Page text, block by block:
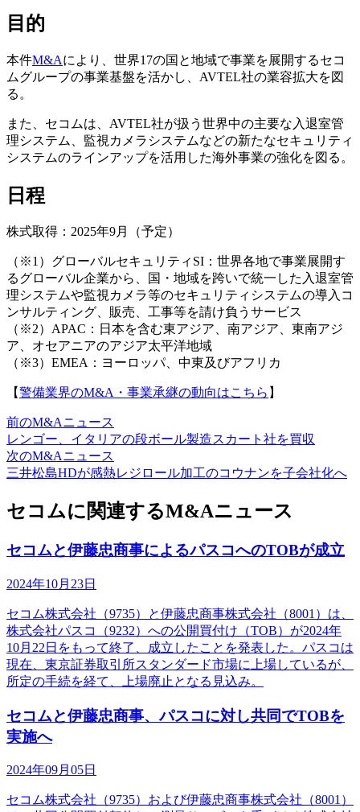
目的
本件M&Aにより、世界17の国と地域で事業を展開するセコ
ムグループの事業基盤を活かし、AVTEL社の業容拡大を図
る。
また、セコムは、AVTEL社が扱う世界中の主要な入退室管
理システム、監視カメラシステムなどの新たなセキュリティ
システムのラインアップを活用した海外事業の強化を図る。
日程
株式取得：2025年9月（予定）
（※1）グローバルセキュリティSI：世界各地で事業展開す
るグローバル企業から、国・地域を跨いで統一した入退室管
理システムや監視カメラ等のセキュリティシステムの導入コ
ンサルティング、販売、工事等を請け負うサービス
（※2）APAC：日本を含む東アジア、南アジア、東南アジ
ア、オセアニアのアジア太平洋地域
（※3）EMEA：ヨーロッパ、中東及びアフリカ
【警備業界のM&A・事業承継の動向はこちら 】
前のM&Aニュース
レンゴー、イタリアの段ボール製造スカート社を買収
次のM&Aニュース
三井松島HDが感熱レジロール加工のコウナンを子会社化へ
セコムに関連するM&Aニュース
セコムと伊藤忠商事によるパスコへのTOBが成立
2024年10月23日
セコム株式会社（9735）と伊藤忠商事株式会社（8001）は、
株式会社パスコ（9232）への公開買付け（TOB）が2024年
10月22日をもって終了、成立したことを発表した。パスコは
現在、東京証券取引所スタンダード市場に上場しているが、
所定の手続を経て、上場廃止となる見込み。
セコムと伊藤忠商事、パスコに対し共同でTOBを
実施へ
2024年09月05日
セコム株式会社（9735）および伊藤忠商事株式会社（8001）